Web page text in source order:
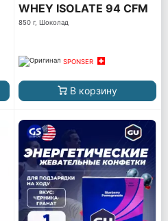
WHEY ISOLATE 94 CFM
850 г, Шоколад
SPONSER
В корзину